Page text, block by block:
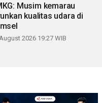
Musim kemarau
kualitas udara di
2026 19:27 WIB